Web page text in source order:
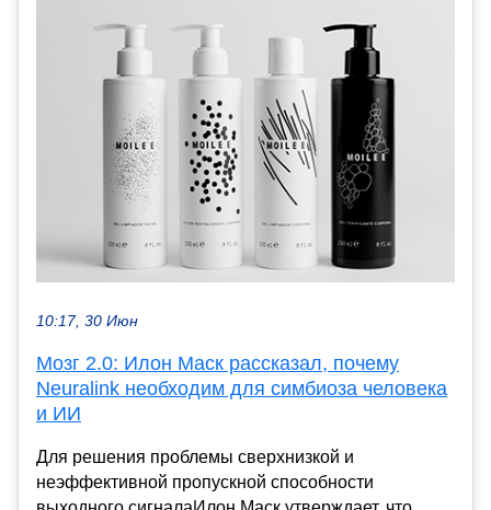
10:17, 30 Июн
Мозг 2.0: Илон Маск рассказал, почему
Neuralink необходим для симбиоза человека
и ИИ
Для решения проблемы сверхнизкой и
неэффективной пропускной способности